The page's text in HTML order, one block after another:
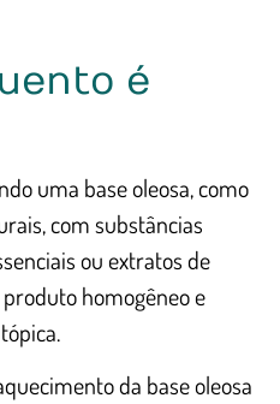
é
uma base oleosa, como
com substâncias
ou extratos de
homogêneo e
da base oleosa